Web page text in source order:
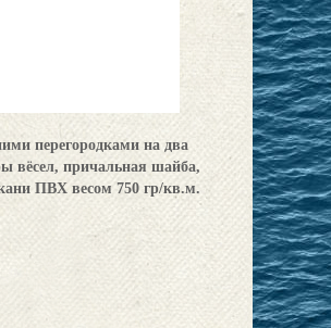
перегородками на два
вёсел, причальная шайба,
ПВХ весом 750 гр/кв.м.